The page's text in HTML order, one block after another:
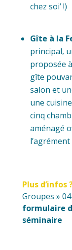
chez soi’ !)
Gîte à la
principal,
proposée
gîte
salon et
une
cinq
aménagé
Plus d’infos
Groupes »
formulaire
séminaire